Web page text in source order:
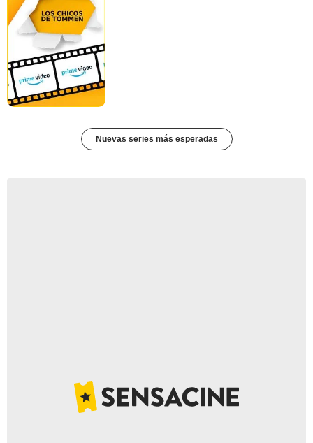
Nuevas series más esperadas